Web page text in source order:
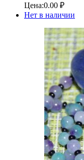
Цена:0.00 ₽
Нет в наличии